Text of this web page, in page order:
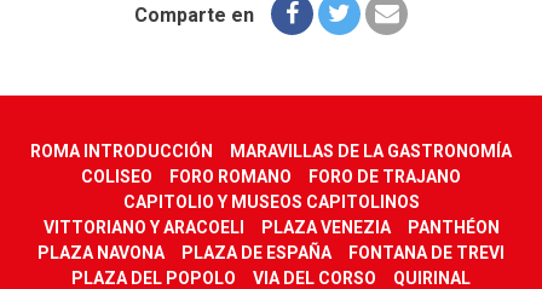
Comparte en
ROMA INTRODUCCIÓN
MARAVILLAS DE LA GASTRONOMÍA
COLISEO
FORO ROMANO
FORO DE TRAJANO
CAPITOLIO Y MUSEOS CAPITOLINOS
VITTORIANO Y ARACOELI
PLAZA VENEZIA
PANTHÉON
PLAZA NAVONA
PLAZA DE ESPAÑA
FONTANA DE TREVI
PLAZA DEL POPOLO
VIA DEL CORSO
QUIRINAL